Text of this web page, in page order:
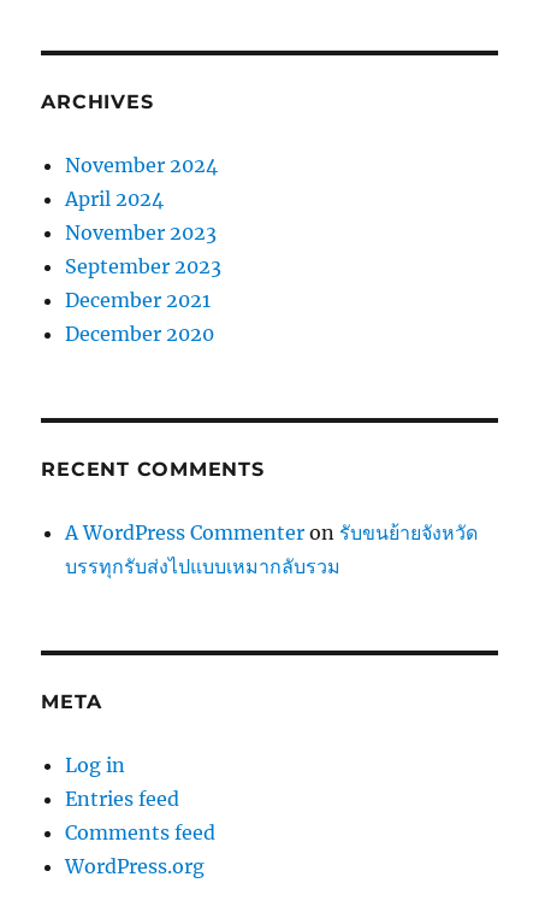
ARCHIVES
November 2024
April 2024
November 2023
September 2023
December 2021
December 2020
RECENT COMMENTS
A WordPress Commenter on รับขนย้ายจังหวัด
บรรทุกรับส่งไปแบบเหมากลับรวม
META
Log in
Entries feed
Comments feed
WordPress.org